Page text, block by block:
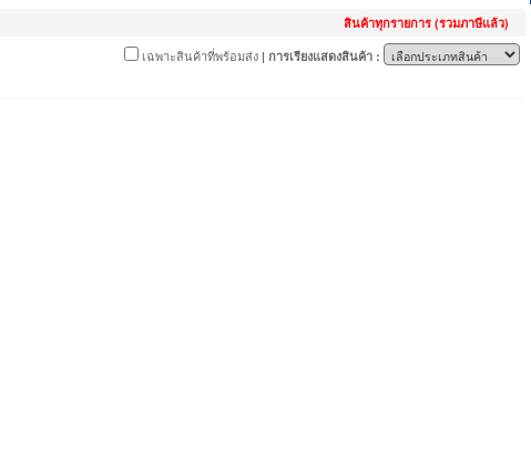
สินค้าทุกรายการ (รวมภาษีแล้ว)
เฉพาะสินค้าที่พร้อมส่ง | การเรียงแสดงสินค้า :